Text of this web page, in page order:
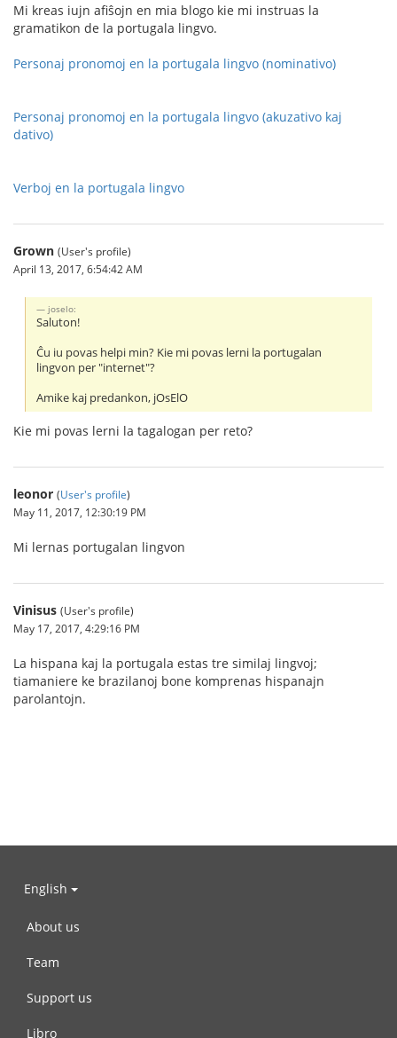
Mi kreas iujn afiŝojn en mia blogo kie mi instruas la
gramatikon de la portugala lingvo.
Personaj pronomoj en la portugala lingvo (nominativo)
Personaj pronomoj en la portugala lingvo (akuzativo kaj
dativo)
Verboj en la portugala lingvo
Grown (User's profile)
April 13, 2017, 6:54:42 AM
joselo:
Saluton!
Ĉu iu povas helpi min? Kie mi povas lerni la portugalan
lingvon per "internet"?
Amike kaj predankon, jOsElO
Kie mi povas lerni la tagalogan per reto?
leonor (User's profile)
May 11, 2017, 12:30:19 PM
Mi lernas portugalan lingvon
Vinisus (User's profile)
May 17, 2017, 4:29:16 PM
La hispana kaj la portugala estas tre similaj lingvoj;
tiamaniere ke brazilanoj bone komprenas hispanajn
parolantojn.
English
About us
Team
Support us
Libro